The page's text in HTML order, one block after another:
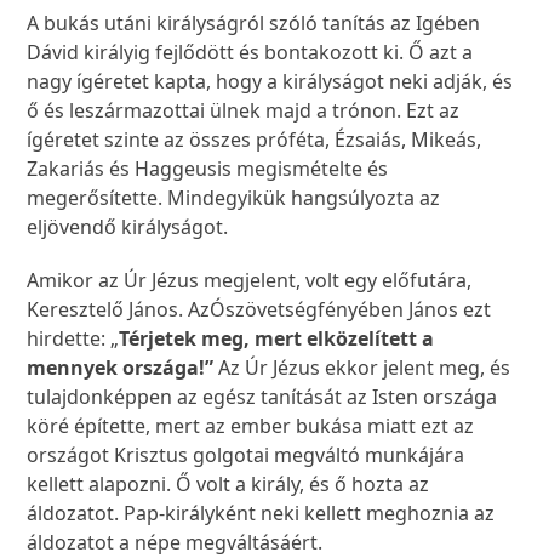
A bukás utáni királyságról szóló tanítás az Igében
Dávid királyig fejlődött és bontakozott ki. Ő azt a
nagy ígéretet kapta, hogy a királyságot neki adják, és
ő és leszármazottai ülnek majd a trónon. Ezt az
ígéretet szinte az összes próféta, Ézsaiás, Mikeás,
Zakariás és Haggeusis megismételte és
megerősítette. Mindegyikük hangsúlyozta az
eljövendő királyságot.
Amikor az Úr Jézus megjelent, volt egy előfutára,
Keresztelő János. AzÓszövetségfényében János ezt
hirdette: „Térjetek meg, mert elközelített a
mennyek országa!”Az Úr Jézus ekkor jelent meg, és
tulajdonképpen az egész tanítását az Isten országa
köré építette, mert az ember bukása miatt ezt az
országot Krisztus golgotai megváltó munkájára
kellett alapozni. Ő volt a király, és ő hozta az
áldozatot. Pap-királyként neki kellett meghoznia az
áldozatot a népe megváltásáért.